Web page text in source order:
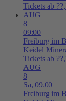
Tickets ab
AUG
8
09:00
Freiburg im
Keidel-
Tickets ab
AUG
8
Sa, 09:00
Freiburg im